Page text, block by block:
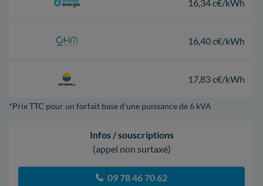
16,34 c€/kWh
16,40 c€/kWh
17,83 c€/kWh
*Prix TTC pour un forfait base d’une puissance de 6 kVA
Infos / souscriptions
(appel non surtaxé)
09 78 46 70 62